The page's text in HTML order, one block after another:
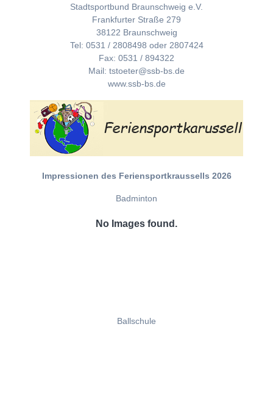
Stadtsportbund Braunschweig e.V.
Frankfurter Straße 279
38122 Braunschweig
Tel: 0531 / 2808498 oder 2807424
Fax: 0531 / 894322
Mail: tstoeter@ssb-bs.de
www.ssb-bs.de
Impressionen des Feriensportkraussells 2026
Badminton
No Images found.
Ballschule